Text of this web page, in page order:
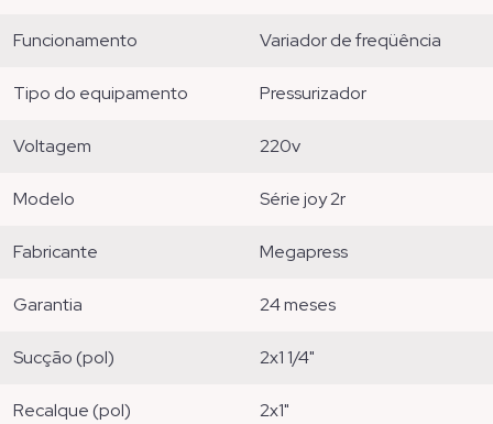
funcionamento variador de freqüência
tipo do equipamento pressurizador
voltagem 220v
modelo série joy 2r
fabricante megapress
garantia 24 meses
sucção (pol) 2x1 1/4"
recalque (pol) 2x1"